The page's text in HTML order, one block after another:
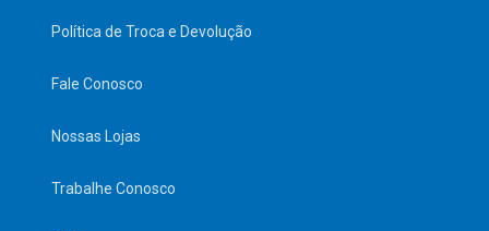
Política de Troca e Devolução
Fale Conosco
Nossas Lojas
Trabalhe Conosco